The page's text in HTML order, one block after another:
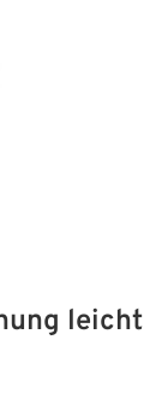
leicht